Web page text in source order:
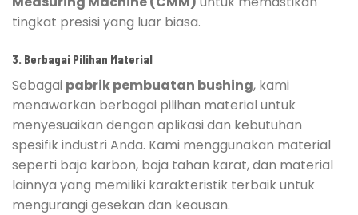
tingkat presisi yang luar biasa.
3. Berbagai Pilihan Material
Sebagai pabrik pembuatan bushing, kami
menawarkan berbagai pilihan material untuk
menyesuaikan dengan aplikasi dan kebutuhan
spesifik industri Anda. Kami menggunakan material
seperti baja karbon, baja tahan karat, dan material
lainnya yang memiliki karakteristik terbaik untuk
mengurangi gesekan dan keausan.